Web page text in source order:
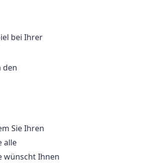
bei Ihrer
den
Sie Ihren
alle
wünscht Ihnen